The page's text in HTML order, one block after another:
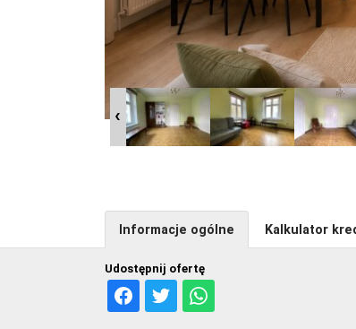
Udostępnij ofertę
Informacje ogólne Kalkulator